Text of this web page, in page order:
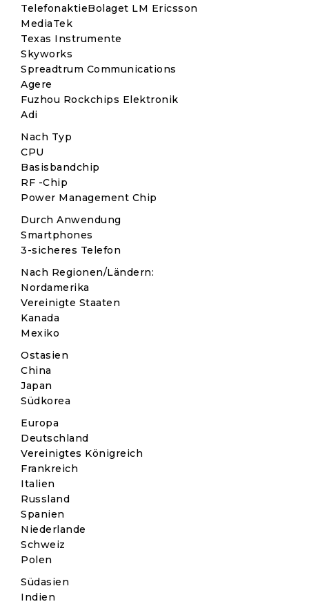
TelefonaktieBolaget LM Ericsson
MediaTek
Texas Instrumente
Skyworks
Spreadtrum Communications
Agere
Fuzhou Rockchips Elektronik
Adi
Nach Typ
CPU
Basisbandchip
RF -Chip
Power Management Chip
Durch Anwendung
Smartphones
3-sicheres Telefon
Nach Regionen/Ländern:
Nordamerika
Vereinigte Staaten
Kanada
Mexiko
Ostasien
China
Japan
Südkorea
Europa
Deutschland
Vereinigtes Königreich
Frankreich
Italien
Russland
Spanien
Niederlande
Schweiz
Polen
Südasien
Indien